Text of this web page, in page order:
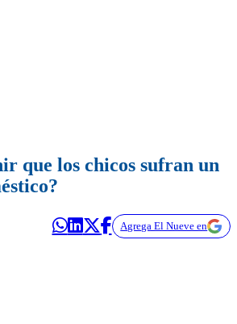
que los chicos sufran un
Agrega El Nueve en